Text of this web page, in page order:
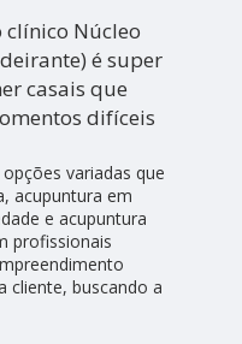
Núcleo
é super
casais que
difíceis
variadas que
acupuntura em
e acupuntura
profissionais
cliente, buscando a